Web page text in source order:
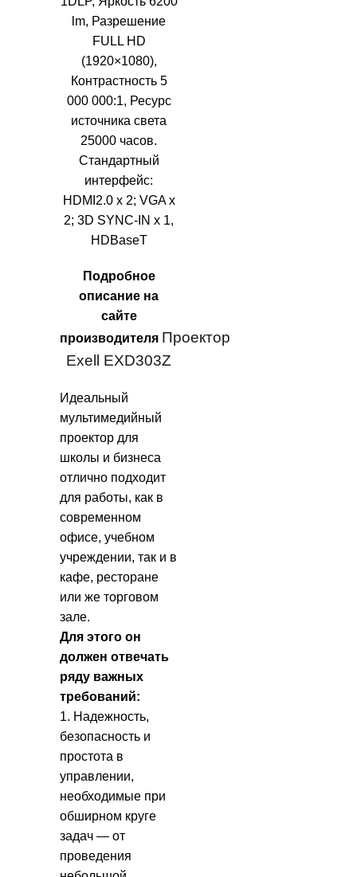
lm, Разрешение
FULL HD
(1920×1080),
Контрастность 5
000 000:1, Ресурс
источника света
25000 часов.
Стандартный
интерфейс:
HDMI2.0 x 2; VGA x
2; 3D SYNC-IN x 1,
HDBaseT
Подробное
описание на
сайте
производителя Проектор
Exell EXD303Z
Идеальный
мультимедийный
проектор для
школы и бизнеса
отлично подходит
для работы, как в
современном
офисе, учебном
учреждении, так и в
кафе, ресторане
или же торговом
зале.
Для этого он
должен отвечать
ряду важных
требований:
1. Надежность,
безопасность и
простота в
управлении,
необходимые при
обширном круге
задач — от
проведения